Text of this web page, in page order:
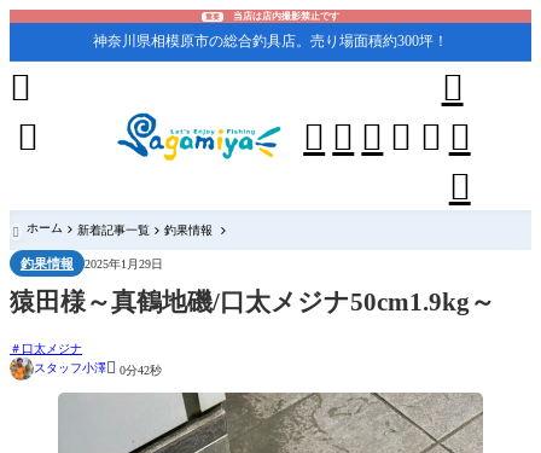
重要 当店は店内撮影禁止です
神奈川県相模原市の総合釣具店。売り場面積約300坪！
    





 ホーム 新着記事一覧 釣果情報
釣果情報 2025年1月29日
猿田様～真鶴地磯/口太メジナ50cm1.9kg～
口太メジナ
スタッフ小澤 0分42秒